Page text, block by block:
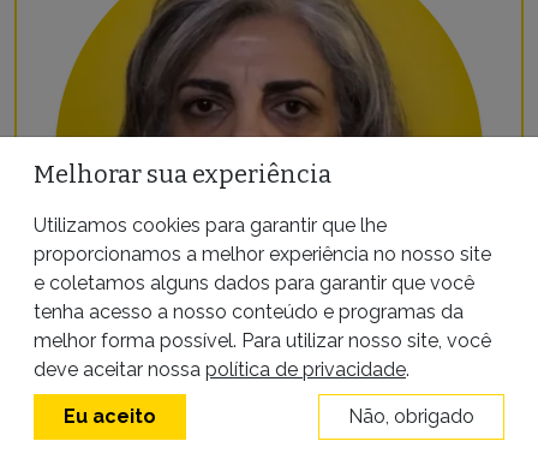
ENTREVISTA PODER
Melhorar sua experiência
Utilizamos cookies para garantir que lhe
proporcionamos a melhor experiência no nosso site
e coletamos alguns dados para garantir que você
tenha acesso a nosso conteúdo e programas da
melhor forma possível. Para utilizar nosso site, você
deve aceitar nossa política de privacidade.
Eu aceito Não, obrigado